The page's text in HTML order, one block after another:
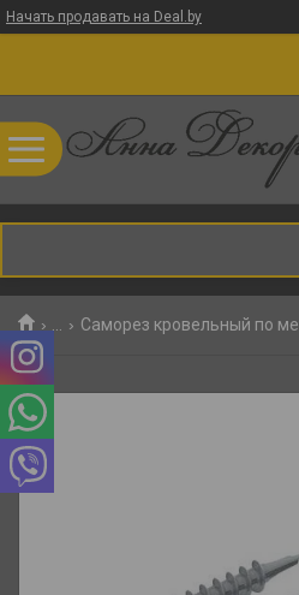
Начать продавать на Deal.by
Саморез кровельный по